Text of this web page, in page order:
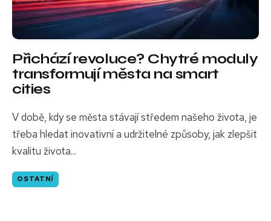
Přichází revoluce? Chytré moduly
transformují města na smart
cities
V době, kdy se města stávají středem našeho života, je
třeba hledat inovativní a udržitelné způsoby, jak zlepšit
kvalitu života...
OSTATNÍ